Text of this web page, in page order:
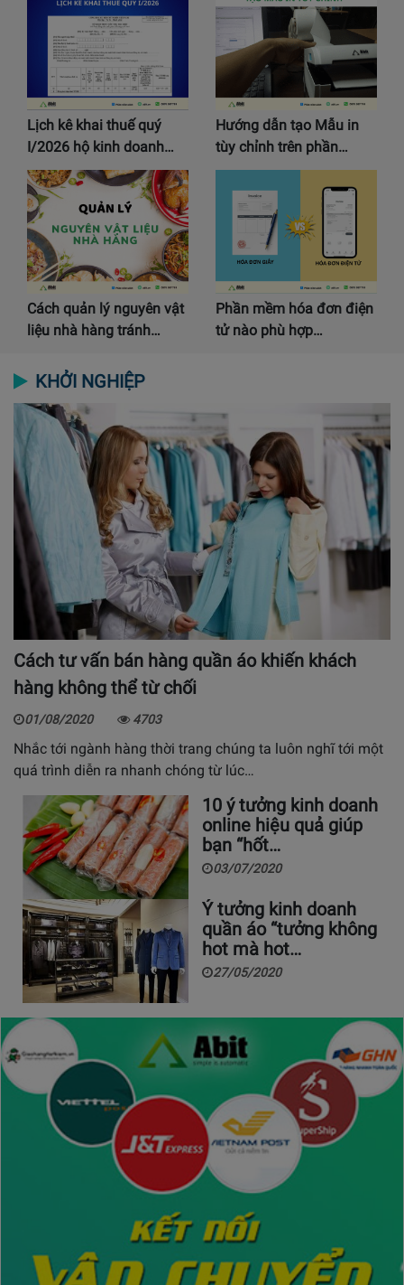
Lịch kê khai thuế quý
I/2026 hộ kinh doanh…
Hướng dẫn tạo Mẫu in
tùy chỉnh trên phần…
Cách quản lý nguyên vật
liệu nhà hàng tránh…
Phần mềm hóa đơn điện
tử nào phù hợp…
KHỞI NGHIỆP
Cách tư vấn bán hàng quần áo khiến khách
hàng không thể từ chối
01/08/2020 4703
Nhắc tới ngành hàng thời trang chúng ta luôn nghĩ tới một
quá trình diễn ra nhanh chóng từ lúc…
10 ý tưởng kinh doanh
online hiệu quả giúp
bạn “hốt…
03/07/2020
Ý tưởng kinh doanh
quần áo “tưởng không
hot mà hot…
27/05/2020